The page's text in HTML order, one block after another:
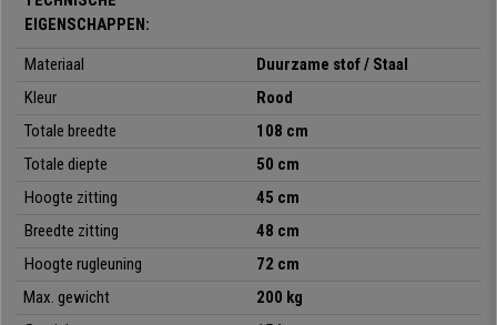
duurzaamheid, essentieel in dit type stoel ontworpen voor intensief
stof.
Het is een praktisch en veelzijdig model
tijdens vergaderingen, met klanten, in wachtkamers, kantoorrecepties,
conferenties of evenementen, enz. Hij is ook
verschillende kleuren,
behoeften en omgeving past.
Dit alles voor een onverslaanbare prijs, die u enkel bij Bureaustoelpro kan
vinden!
•Geweldige productiekwaliteit
EIGENSCHAPPEN:
Materiaal
Duurzame stof / Staal
Kleur
Rood
Totale breedte
108 cm
Totale diepte
50 cm
Hoogte zitting
45 cm
Breedte zitting
48 cm
Hoogte rugleuning
72 cm
Max. gewicht
200 kg